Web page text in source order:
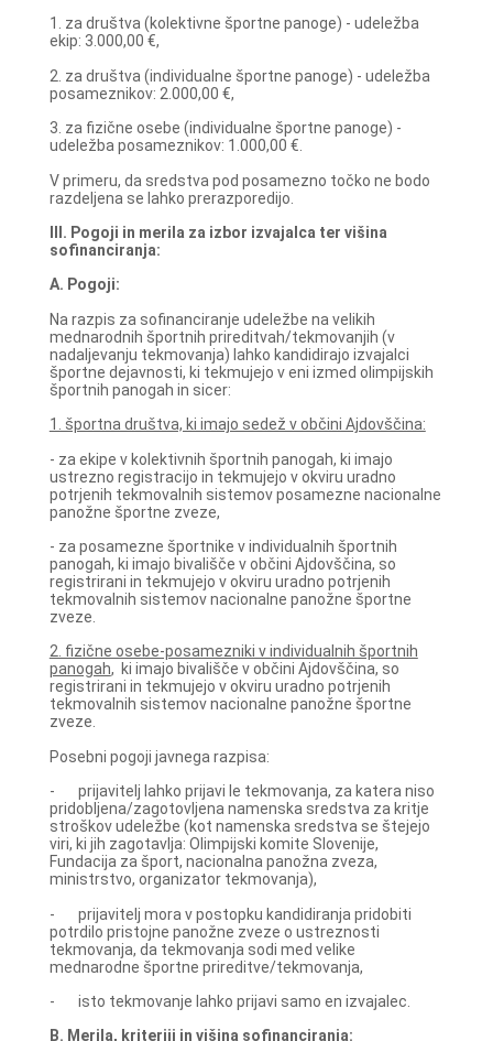
1. za društva (kolektivne športne panoge) - udeležba
ekip: 3.000,00 €,
2. za društva (individualne športne panoge) - udeležba
posameznikov: 2.000,00 €,
3. za fizične osebe (individualne športne panoge) -
udeležba posameznikov: 1.000,00 €.
V primeru, da sredstva pod posamezno točko ne bodo
razdeljena se lahko prerazporedijo.
III. Pogoji in merila za izbor izvajalca ter višina
sofinanciranja:
A. Pogoji:
Na razpis za sofinanciranje udeležbe na velikih
mednarodnih športnih prireditvah/tekmovanjih (v
nadaljevanju tekmovanja) lahko kandidirajo izvajalci
športne dejavnosti, ki tekmujejo v eni izmed olimpijskih
športnih panogah in sicer:
1. športna društva, ki imajo sedež v občini Ajdovščina:
- za ekipe v kolektivnih športnih panogah, ki imajo
ustrezno registracijo in tekmujejo v okviru uradno
potrjenih tekmovalnih sistemov posamezne nacionalne
panožne športne zveze,
- za posamezne športnike v individualnih športnih
panogah, ki imajo bivališče v občini Ajdovščina, so
registrirani in tekmujejo v okviru uradno potrjenih
tekmovalnih sistemov nacionalne panožne športne
zveze.
2. fizične osebe-posamezniki v individualnih športnih
panogah, ki imajo bivališče v občini Ajdovščina, so
registrirani in tekmujejo v okviru uradno potrjenih
tekmovalnih sistemov nacionalne panožne športne
zveze.
Posebni pogoji javnega razpisa:
- prijavitelj lahko prijavi le tekmovanja, za katera niso
pridobljena/zagotovljena namenska sredstva za kritje
stroškov udeležbe (kot namenska sredstva se štejejo
viri, ki jih zagotavlja: Olimpijski komite Slovenije,
Fundacija za šport, nacionalna panožna zveza,
ministrstvo, organizator tekmovanja),
- prijavitelj mora v postopku kandidiranja pridobiti
potrdilo pristojne panožne zveze o ustreznosti
tekmovanja, da tekmovanja sodi med velike
mednarodne športne prireditve/tekmovanja,
- isto tekmovanje lahko prijavi samo en izvajalec.
B. Merila, kriteriji in višina sofinanciranja: